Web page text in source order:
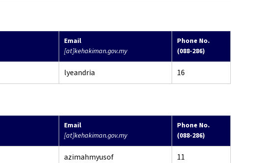
Email
[at]kehakiman.gov.my
Phone No.
(088-286)
lyeandria 16
Email
[at]kehakiman.gov.my
Phone No.
(088-286)
azimahmyusof 11